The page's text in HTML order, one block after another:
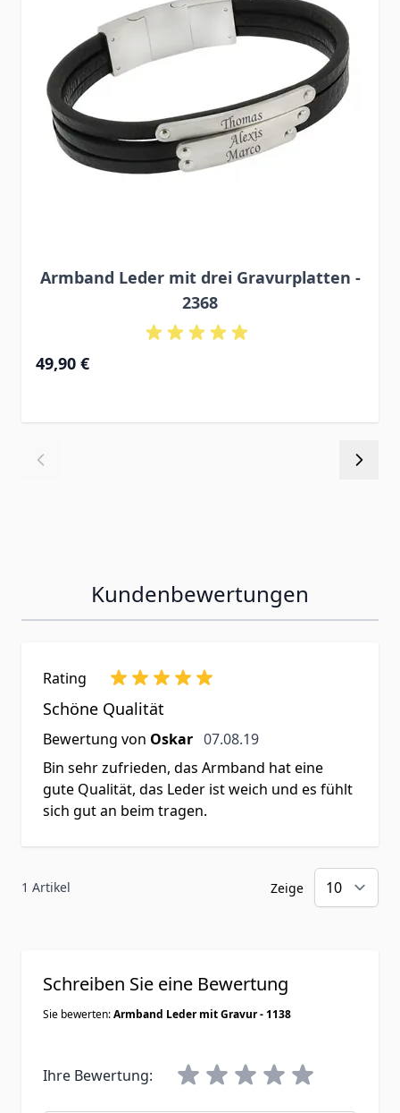
Armband Leder mit drei Gravurplatten -
2368
49,90 €
Kundenbewertungen
Rating
Schöne Qualität
Bewertung von Oskar 7. August 2019
07.08.19
Bin sehr zufrieden, das Armband hat eine
gute Qualität, das Leder ist weich und es fühlt
sich gut an beim tragen.
1 Artikel Zeige
Schreiben Sie eine Bewertung
Sie bewerten:Armband Leder mit Gravur - 1138
Ihre Bewertung: